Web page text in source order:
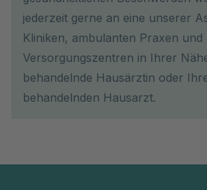
jederzeit gerne an eine unserer
Kliniken, ambulanten Praxen und
Versorgungszentren in Ihrer
behandelnde Hausärztin oder
behandelnden Hausarzt.